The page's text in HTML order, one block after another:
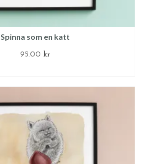
Spinna som en katt
95.00 kr